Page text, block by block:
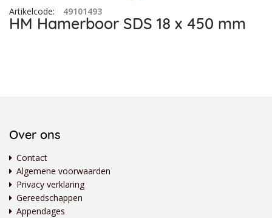
Artikelcode: 49101493
HM Hamerboor SDS 18 x 450 mm
Over ons
Contact
Algemene voorwaarden
Privacy verklaring
Gereedschappen
Appendages